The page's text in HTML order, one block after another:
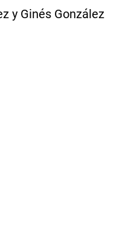
y Ginés González